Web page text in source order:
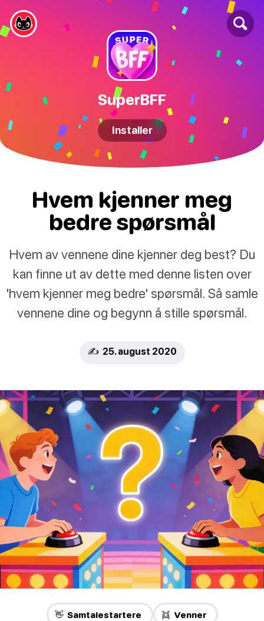
SuperBFF
Installer
Hvem kjenner meg
bedre spørsmål
Hvem av vennene dine kjenner deg best? Du
kan finne ut av dette med denne listen over
'hvem kjenner meg bedre' spørsmål. Så samle
vennene dine og begynn å stille spørsmål.
✍️ 25. august 2020
👋 Samtalestartere 👯 Venner